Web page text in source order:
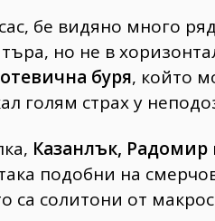
бе видяно много
но не в
буря, който
голям страх у
Казанлък, Радомир
подобни на
са солитони от